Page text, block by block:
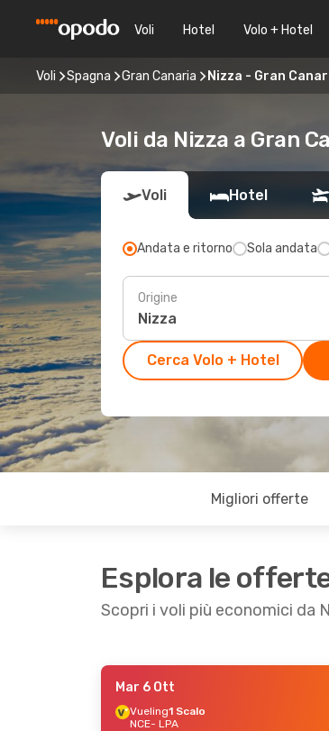
Voli Hotel Volo + Hotel
Voli Spagna Gran Canaria Nizza - Gran
Voli da Nizza a Gran
Voli Hotel
Andata e ritorno Sola andata
Origine
Cerca Volo + Hotel
Migliori offerte
Esplora le
Scopri i voli più economici da
- Sab 12 Set
Mar 6 Ott
Vueling1 Scalo
NCE- LPA